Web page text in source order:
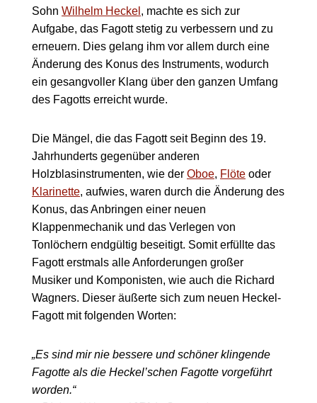
Sohn Wilhelm Heckel , machte es sich zur
Aufgabe, das Fagott stetig zu verbessern und zu
erneuern. Dies gelang ihm vor allem durch eine
Änderung des Konus des Instruments, wodurch
ein gesangvoller Klang über den ganzen Umfang
des Fagotts erreicht wurde.
Die Mängel, die das Fagott seit Beginn des 19.
Jahrhunderts gegenüber anderen
Holzblasinstrumenten, wie der Oboe, Flöte oder
Klarinette, aufwies, waren durch die Änderung des
Konus, das Anbringen einer neuen
Klappenmechanik und das Verlegen von
Tonlöchern endgültig beseitigt. Somit erfüllte das
Fagott erstmals alle Anforderungen großer
Musiker und Komponisten, wie auch die Richard
Wagners. Dieser äußerte sich zum neuen Heckel-
Fagott mit folgenden Worten:
„Es sind mir nie bessere und schöner klingende
Fagotte als die Heckel’schen Fagotte vorgeführt
worden.“